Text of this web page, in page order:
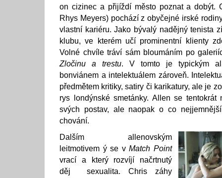
on cizinec a přijíždí město poznat a dobýt.
Rhys Meyers) pochází z obyčejné irské
vlastní kariéru. Jako bývalý nadějný tenista
klubu, ve kterém učí prominentní klienty
Volné chvíle tráví sám bloumáním po
Zločinu a trestu. V tomto je typickým
bonviánem a intelektuálem zároveň.
předmětem kritiky, satiry či karikatury, ale je
rys londýnské smetánky. Allen se tentokrát
svých postav, ale naopak o co
chování.
Dalším allenovským
leitmotivem ý se vMatch Point
vrací a který rozvíjí načrtnutý
děj sexualita. Chris záhy